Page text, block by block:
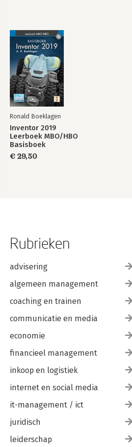
Ronald Boeklagen
Inventor 2019
Leerboek MBO/HBO
Basisboek
€ 29,50
Rubrieken
advisering
algemeen management
coaching en trainen
communicatie en media
economie
financieel management
inkoop en logistiek
internet en social media
it-management / ict
juridisch
leiderschap